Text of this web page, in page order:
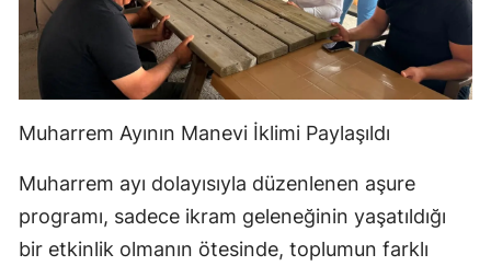
Muharrem Ayının Manevi İklimi Paylaşıldı
Muharrem ayı dolayısıyla düzenlenen aşure
programı, sadece ikram geleneğinin yaşatıldığı
bir etkinlik olmanın ötesinde, toplumun farklı